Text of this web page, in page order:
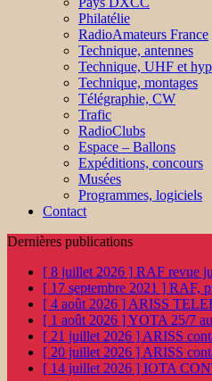
Philatélie
RadioAmateurs France
Technique, antennes
Technique, UHF et
Technique, montages
Télégraphie, CW
Trafic
RadioClubs
Espace – Ballons
Expéditions, concours
Musées
Programmes, logiciels
Contact
Dernières publications
[ 8 juillet 2026 ] RAF revue
[ 17 septembre 2021 ] RAF,
[ 4 août 2026 ] ARISS
[ 1 août 2026 ]YOTA 25/7
[ 21 juillet 2026 ] ARISS
[ 20 juillet 2026 ] ARISS
[ 14 juillet 2026 ] IOTA